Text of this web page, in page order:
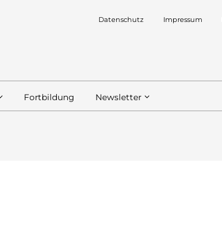
Datenschutz Impressum
Fortbildung Newsletter